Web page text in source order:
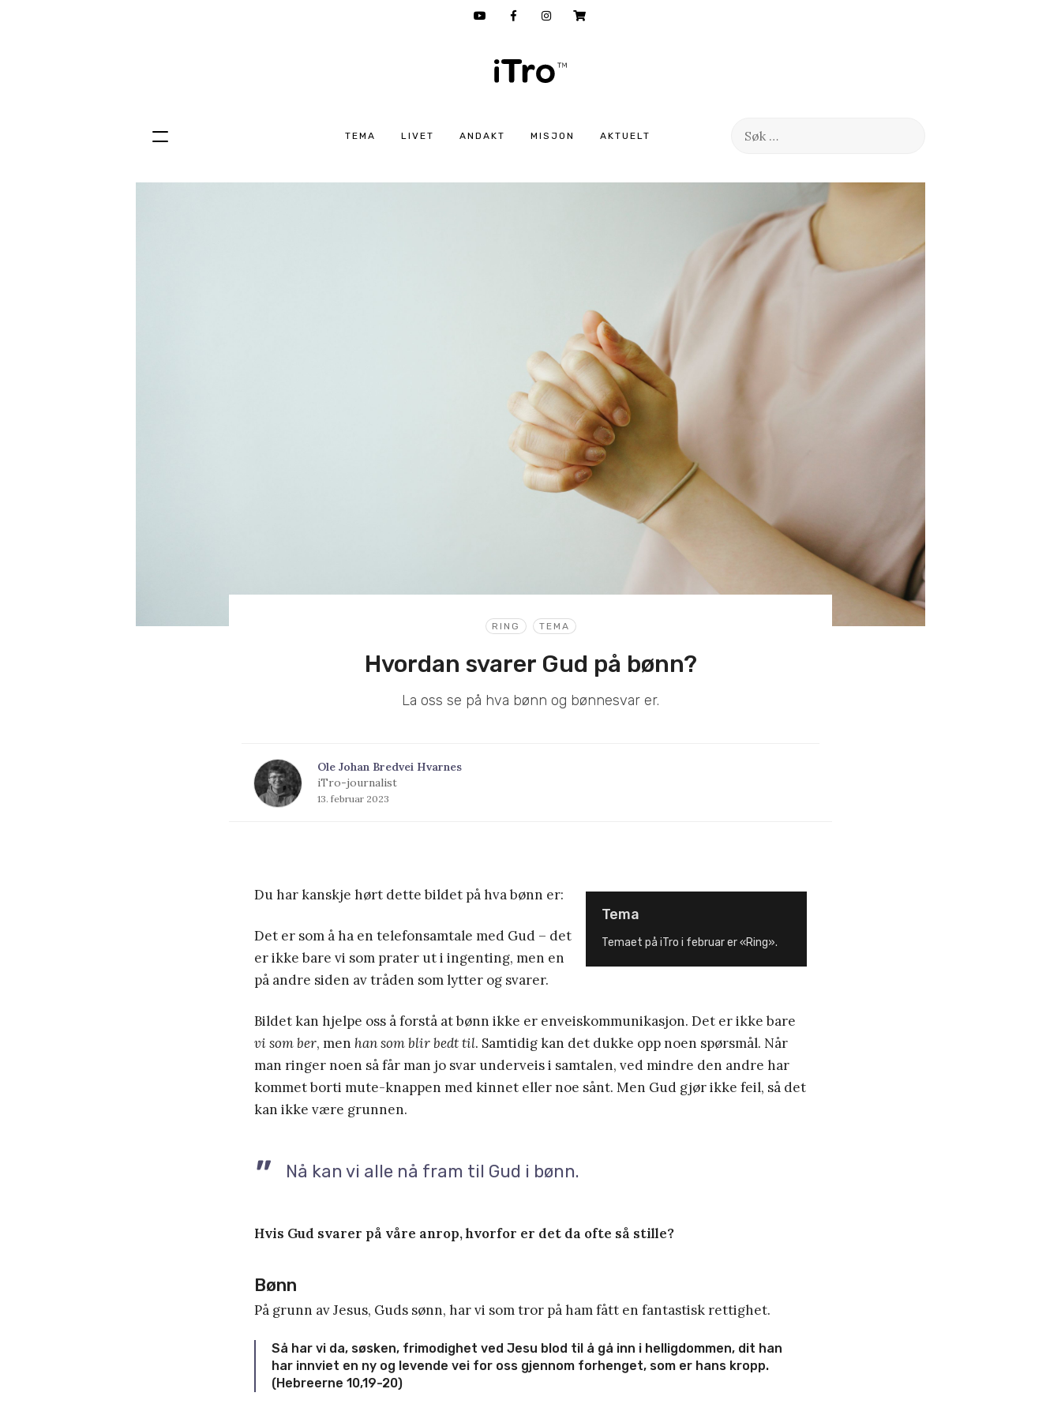
TEMA LIVET ANDAKT MISJON AKTUELT
Søk
Hopp
RING TEMA
Hvordan svarer Gud på bønn?
La oss se på hva bønn og bønnesvar er.
Ole Johan Bredvei Hvarnes
iTro-journalist
13. februar 2023
Tema
Temaet på iTro i februar er «Ring».
Du har kanskje hørt dette bildet på hva bønn er:
Det er som å ha en telefonsamtale med Gud – det
er ikke bare vi som prater ut i ingenting, men en
på andre siden av tråden som lytter og svarer.
Bildet kan hjelpe oss å forstå at bønn ikke er enveiskommunikasjon. Det er ikke bare
vi som ber, men han som blir bedt til. Samtidig kan det dukke opp noen spørsmål. Når
man ringer noen så får man jo svar underveis i samtalen, ved mindre den andre har
kommet borti mute-knappen med kinnet eller noe sånt. Men Gud gjør ikke feil, så det
kan ikke være grunnen.
Nå kan vi alle nå fram til Gud i bønn.
Hvis Gud svarer på våre anrop, hvorfor er det da ofte så stille?
Bønn
På grunn av Jesus, Guds sønn, har vi som tror på ham fått en fantastisk rettighet.
Så har vi da, søsken, frimodighet ved Jesu blod til å gå inn i helligdommen, dit han
har innviet en ny og levende vei for oss gjennom forhenget, som er hans kropp.
(Hebreerne 10,19-20)